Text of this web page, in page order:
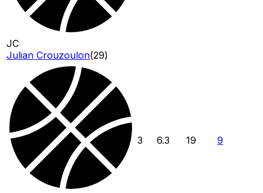
JC
Julian Crouzoulon(29)
3 6.3 19 9